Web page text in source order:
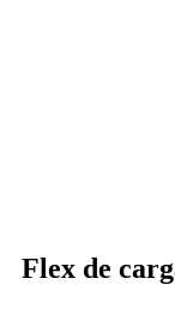
Flex de